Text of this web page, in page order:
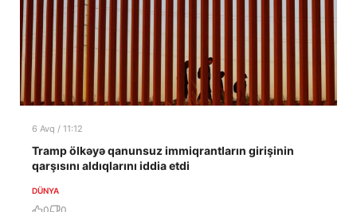
6 Avq / 11:12
Tramp ölkəyə qanunsuz immiqrantların girişinin
qarşısını aldıqlarını iddia etdi
DÜNYA